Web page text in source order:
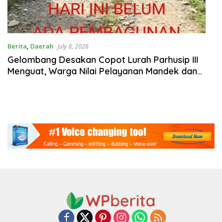
Berita, Daerah July 8, 2026
Gelombang Desakan Copot Lurah Parhusip III
Menguat, Warga Nilai Pelayanan Mandek dan